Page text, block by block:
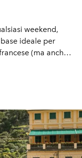
weekend,
ideale per
(ma anche
Dark).